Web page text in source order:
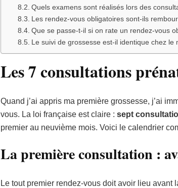
Quels examens sont réalisés lors des
Les rendez-vous obligatoires sont-ils
Que se passe-t-il si on rate un rendez-vous
Le suivi de grossesse est-il identique chez le
Les 7 consultations
Quand j’ai appris ma première grossesse, j’ai
vous. La loi française est claire : sept
premier au neuvième mois. Voici le calendrier
La première consultation :
Le tout premier rendez-vous doit avoir lieu